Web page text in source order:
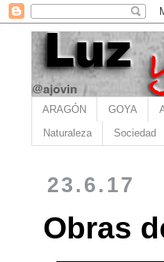
ARAGÓN GOYA
Naturaleza Sociedad
23.6.17
Obras